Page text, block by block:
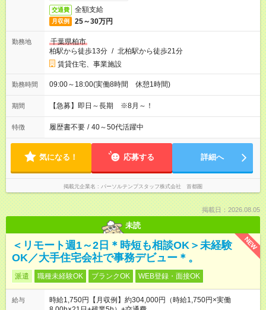
交通費 全額支給
月収例 25～30万円
勤務地
千葉県柏市
柏駅から徒歩13分 / 北柏駅から徒歩21分
賃貸住宅、事業施設
勤務時間 09:00～18:00(実働8時間 休憩1時間)
期間 【急募】即日～長期 ※8月～！
特徴 履歴書不要 / 40～50代活躍中
気になる！ 応募する 詳細へ
掲載元企業名 パーソルテンプスタッフ株式会社 首都圏
掲載日：2026.08.05
未読
NEW
＜リモート週1～2日＊時短も相談OK＞未経験
OK／大手住宅会社で事務デビュー＊。
派遣 職種未経験OK ブランクOK WEB登録・面接OK
給与
時給1,750円【月収例】約304,000円（時給1,750円×実働